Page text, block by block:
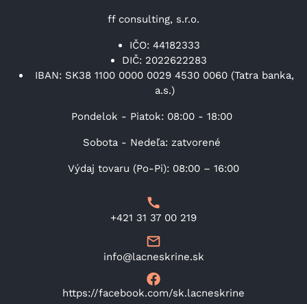
ff consulting, s.r.o.
IČO: 44182333
DIČ: 2022622283
IBAN: SK38 1100 0000 0029 4530 0060 (Tatra banka,
a.s.)
Pondelok - Piatok: 08:00 - 18:00
Sobota - Nedeľa: zatvorené
Výdaj tovaru (Po-Pi): 08:00 – 16:00
+421 31 37 00 219
info@lacneskrine.sk
https://facebook.com/sk.lacneskrine